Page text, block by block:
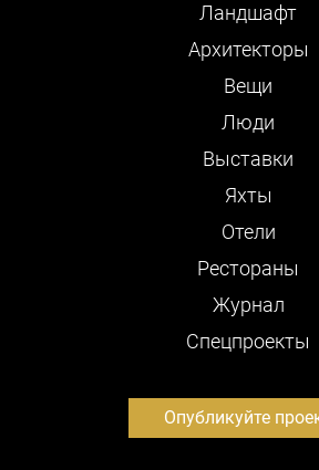
Ландшафт
Архитекторы
Вещи
Люди
Выставки
Яхты
Отели
Рестораны
Журнал
Cпецпроекты
Опубликуйте